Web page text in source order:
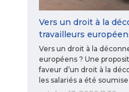
Vers un droit à la
travailleurs
Vers un droit à la
européens ? Une
faveur d’un droit à la
les salariés a été